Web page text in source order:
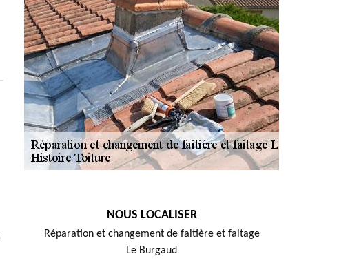
NOUS LOCALISER
Réparation et changement de faitière et faitage
Le Burgaud